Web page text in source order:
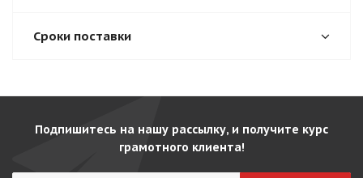
Сроки поставки
Подпишитесь на нашу рассылку, и получите курс
грамотного клиента!